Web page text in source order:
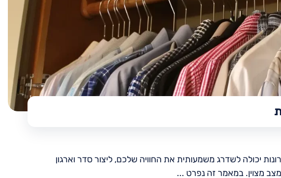
יכולה לשדרג משמעותית את החוויה שלכם, ליצור סדר וארגון
מצוין. במאמר זה נפרט ...